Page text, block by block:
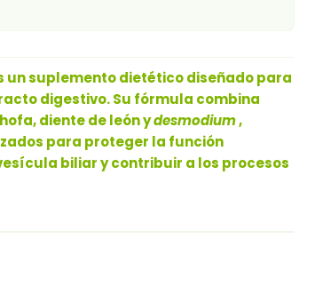
un suplemento dietético diseñado para
digestivo. Su fórmula combina
diente de león ydesmodium,
para proteger la función
biliar y contribuir a los procesos